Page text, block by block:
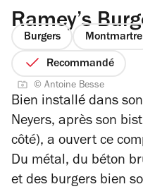
Ramey’s
Burgers Montmartre
Recommandé
© Antoine Besse
Bien installé dans
Neyers, après son
côté), a ouvert ce
Du métal, du béton
et des burgers bien